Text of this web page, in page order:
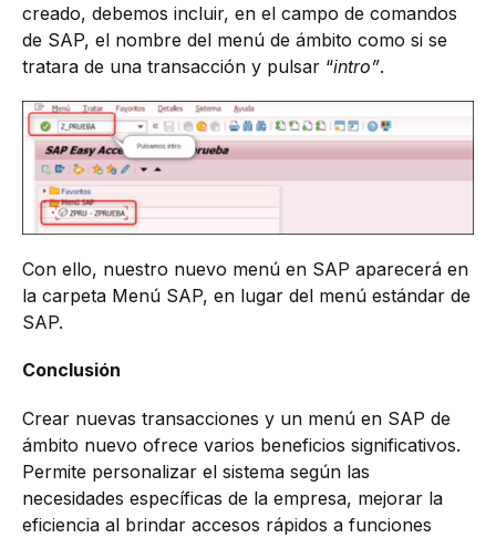
creado, debemos incluir, en el campo de comandos
de SAP, el nombre del menú de ámbito como si se
tratara de una transacción y pulsar “intro”.
Con ello, nuestro nuevo menú en SAP aparecerá en
la carpeta Menú SAP, en lugar del menú estándar de
SAP.
Conclusión
Crear nuevas transacciones y un menú en SAP de
ámbito nuevo ofrece varios beneficios significativos.
Permite personalizar el sistema según las
necesidades específicas de la empresa, mejorar la
eficiencia al brindar accesos rápidos a funciones